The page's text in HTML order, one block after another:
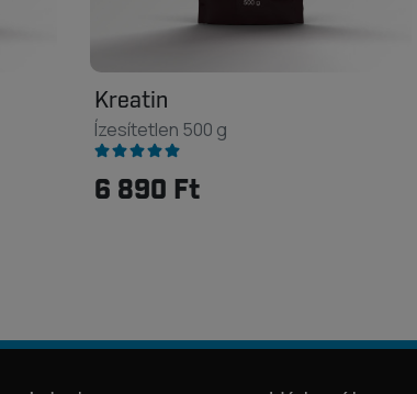
Kreatin
Ízesítetlen 500 g
6 890 Ft